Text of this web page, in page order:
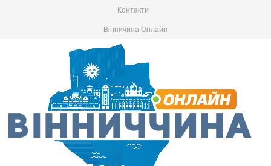
Контакти
Вінничина Онлайн